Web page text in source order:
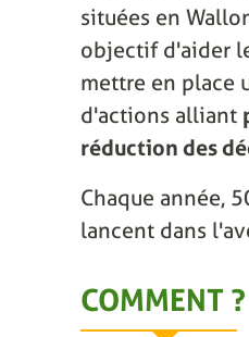
situées en
objectif d'aider
mettre en place
d'actions alliant
réduction des
Chaque année,
lancent dans
COMMENT ?